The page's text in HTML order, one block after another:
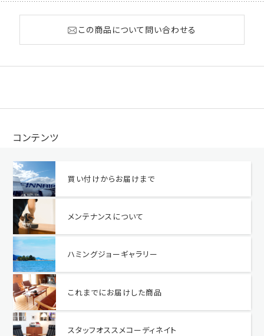
この商品について問い合わせる
コンテンツ
買い付けからお届けまで
メンテナンスについて
ハミングジョーギャラリー
これまでにお届けした商品
スタッフオススメコーディネイト